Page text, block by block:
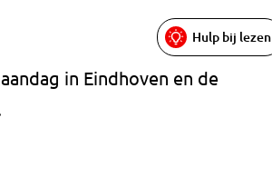
Hulp bij lezen
in Eindhoven en de